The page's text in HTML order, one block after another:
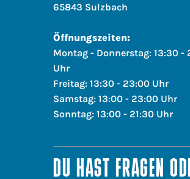
65843 Sulzbach
Öffnungszeiten:
Montag - Donnerstag: 13:30 -
Uhr
Freitag: 13:30 - 23:00 Uhr
Samstag: 13:00 - 23:00 Uhr
Sonntag: 13:00 - 21:30 Uhr
DU HAST FRAGEN